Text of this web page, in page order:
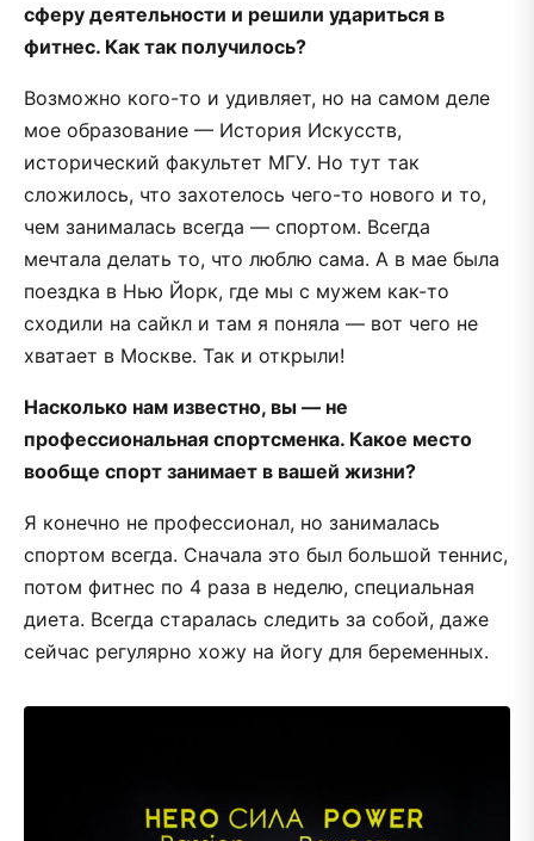
сферу деятельности и решили удариться в
фитнес. Как так получилось?
Возможно кого-то и удивляет, но на самом деле
мое образование — История Искусств,
исторический факультет МГУ. Но тут так
сложилось, что захотелось чего-то нового и то,
чем занималась всегда — спортом. Всегда
мечтала делать то, что люблю сама. А в мае была
поездка в Нью Йорк, где мы с мужем как-то
сходили на сайкл и там я поняла — вот чего не
хватает в Москве. Так и открыли!
Насколько нам известно, вы — не
профессиональная спортсменка. Какое место
вообще спорт занимает в вашей жизни?
Я конечно не профессионал, но занималась
спортом всегда. Сначала это был большой теннис,
потом фитнес по 4 раза в неделю, специальная
диета. Всегда старалась следить за собой, даже
сейчас регулярно хожу на йогу для беременных.